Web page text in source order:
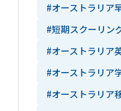
#オーストラリア
#短期スクーリン
#オーストラリア
#オーストラリア
#オーストラリア